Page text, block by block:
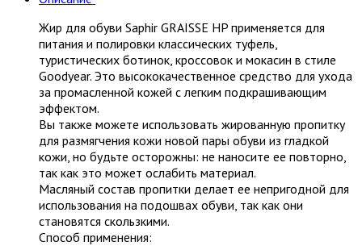
Жир для обуви Saphir GRAISSE HP применяется для
питания и полировки классических туфель,
туристических ботинок, кроссовок и мокасин в стиле
Goodyear. Это высококачественное средство для ухода
за промасленной кожей с легким подкрашивающим
эффектом.
Вы также можете использовать жированную пропитку
для размягчения кожи новой пары обуви из гладкой
кожи, но будьте осторожны: не наносите ее повторно,
так как это может ослабить материал.
Масляный состав пропитки делает ее непригодной для
использования на подошвах обуви, так как они
становятся скользкими.
Способ применения: